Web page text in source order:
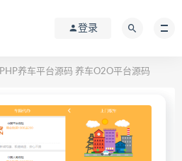
登录
PHP养车平台源码 养车O2O平台源码